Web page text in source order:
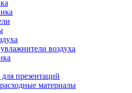
воздуха
презентаций
материалы